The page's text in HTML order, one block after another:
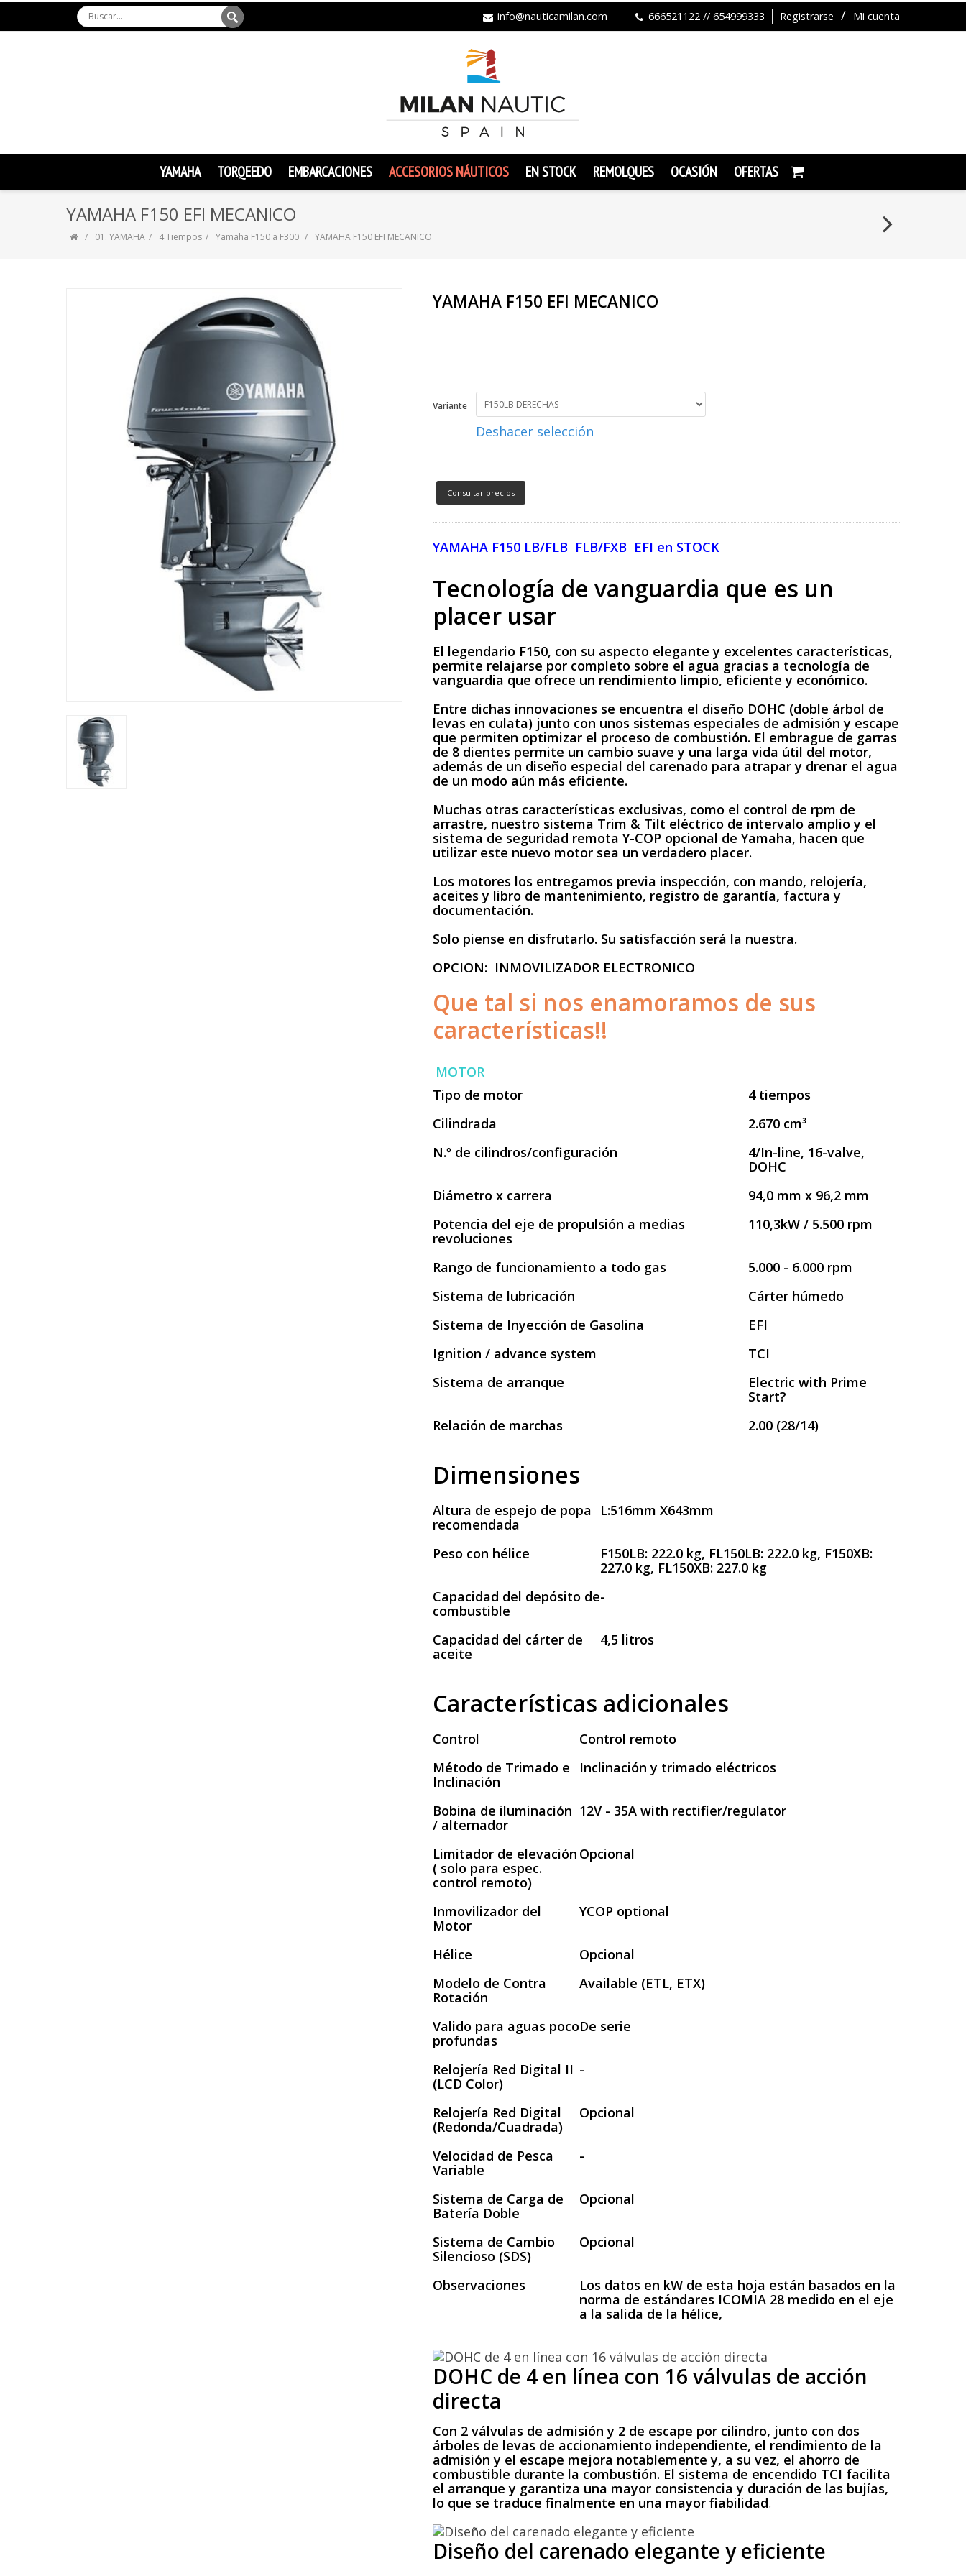
Registrarse Mi cuenta
info@nauticamilan.com 666521122 // 654999333
YAMAHA TORQEEDO EMBARCACIONES ACCESORIOS NÁUTICOS EN STOCK REMOLQUES OCASIÓN OFERTAS
YAMAHA F150 EFI MECANICO
01. YAMAHA 4 Tiempos Yamaha F150 a F300 YAMAHA F150 EFI MECANICO
YAMAHA F150 EFI MECANICO
Variante
Deshacer selección
Consultar precios
YAMAHA F150 LB/FLB FLB/FXB EFI en STOCK
Tecnología de vanguardia que es un
placer usar
El legendario F150, con su aspecto elegante y excelentes características,
permite relajarse por completo sobre el agua gracias a tecnología de
vanguardia que ofrece un rendimiento limpio, eficiente y económico.
Entre dichas innovaciones se encuentra el diseño DOHC (doble árbol de
levas en culata) junto con unos sistemas especiales de admisión y escape
que permiten optimizar el proceso de combustión. El embrague de garras
de 8 dientes permite un cambio suave y una larga vida útil del motor,
además de un diseño especial del carenado para atrapar y drenar el agua
de un modo aún más eficiente.
Muchas otras características exclusivas, como el control de rpm de
arrastre, nuestro sistema Trim & Tilt eléctrico de intervalo amplio y el
sistema de seguridad remota Y-COP opcional de Yamaha, hacen que
utilizar este nuevo motor sea un verdadero placer.
Los motores los entregamos previa inspección, con mando, relojería,
aceites y libro de mantenimiento, registro de garantía, factura y
documentación.
Solo piense en disfrutarlo. Su satisfacción será la nuestra.
OPCION: INMOVILIZADOR ELECTRONICO
Que tal si nos enamoramos de sus
características!!
MOTOR
Tipo de motor
4 tiempos
Cilindrada
2.670 cm³
N.º de cilindros/configuración
4/In-line, 16-valve,
DOHC
Diámetro x carrera
94,0 mm x 96,2 mm
Potencia del eje de propulsión a medias
revoluciones
110,3kW / 5.500 rpm
Rango de funcionamiento a todo gas
5.000 - 6.000 rpm
Sistema de lubricación
Cárter húmedo
Sistema de Inyección de Gasolina
EFI
Ignition / advance system
TCI
Sistema de arranque
Electric with Prime
Start?
Relación de marchas
2.00 (28/14)
Dimensiones
Altura de espejo de popa
recomendada
L:516mm X643mm
Peso con hélice
F150LB: 222.0 kg, FL150LB: 222.0 kg, F150XB:
227.0 kg, FL150XB: 227.0 kg
Capacidad del depósito de
combustible
-
Capacidad del cárter de
aceite
4,5 litros
Características adicionales
Control
Control remoto
Método de Trimado e
Inclinación
Inclinación y trimado eléctricos
Bobina de iluminación
/ alternador
12V - 35A with rectifier/regulator
Limitador de elevación
( solo para espec.
control remoto)
Opcional
Inmovilizador del
Motor
YCOP optional
Hélice
Opcional
Modelo de Contra
Rotación
Available (ETL, ETX)
Valido para aguas poco
profundas
De serie
Relojería Red Digital II
(LCD Color)
-
Relojería Red Digital
(Redonda/Cuadrada)
Opcional
Velocidad de Pesca
Variable
-
Sistema de Carga de
Batería Doble
Opcional
Sistema de Cambio
Silencioso (SDS)
Opcional
Observaciones
Los datos en kW de esta hoja están basados en la
norma de estándares ICOMIA 28 medido en el eje
a la salida de la hélice,
DOHC de 4 en línea con 16 válvulas de acción
directa
Con 2 válvulas de admisión y 2 de escape por cilindro, junto con dos
árboles de levas de accionamiento independiente, el rendimiento de la
admisión y el escape mejora notablemente y, a su vez, el ahorro de
combustible durante la combustión. El sistema de encendido TCI facilita
el arranque y garantiza una mayor consistencia y duración de las bujías,
lo que se traduce finalmente en una mayor fiabilidad.
Diseño del carenado elegante y eficiente